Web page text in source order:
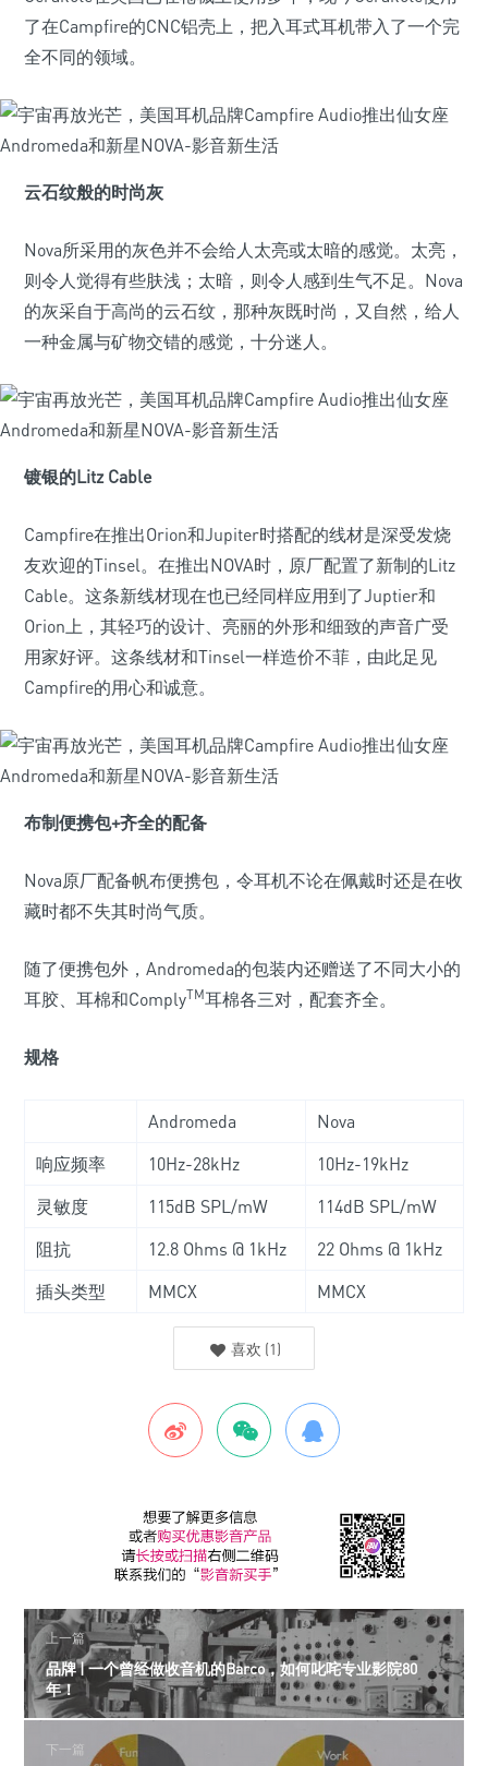
了在Campfire的CNC铝壳上，把入耳式耳机带入了一个完
全不同的领域。
云石纹般的时尚灰
Nova所采用的灰色并不会给人太亮或太暗的感觉。太亮，
则令人觉得有些肤浅；太暗，则令人感到生气不足。Nova
的灰采自于高尚的云石纹，那种灰既时尚，又自然，给人
一种金属与矿物交错的感觉，十分迷人。
镀银的Litz Cable
Campfire在推出Orion和Jupiter时搭配的线材是深受发烧
友欢迎的Tinsel。在推出NOVA时，原厂配置了新制的Litz
Cable。这条新线材现在也已经同样应用到了Juptier和
Orion上，其轻巧的设计、亮丽的外形和细致的声音广受
用家好评。这条线材和Tinsel一样造价不菲，由此足见
Campfire的用心和诚意。
布制便携包+齐全的配备
Nova原厂配备帆布便携包，令耳机不论在佩戴时还是在收
藏时都不失其时尚气质。
随了便携包外，Andromeda的包装内还赠送了不同大小的
耳胶、耳棉和ComplyTM耳棉各三对，配套齐全。
规格
Andromeda
Nova
响应频率
10Hz-28kHz
10Hz-19kHz
灵敏度
115dB SPL/mW
114dB SPL/mW
阻抗
12.8 Ohms @ 1kHz
22 Ohms @ 1kHz
插头类型
MMCX MMCX
喜欢 (1)
上一篇
品牌 | 一个曾经做收音机的Barco，如何叱咤专业影院80
年！
下一篇